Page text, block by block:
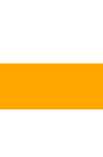
コ
ナ